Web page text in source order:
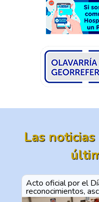
Las
Acto oficial por el
reconocimientos,
vocación de servicio